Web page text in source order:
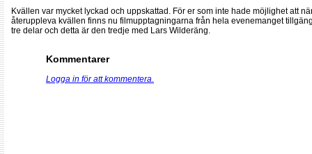
Kvällen var mycket lyckad och uppskattad. För er som inte hade möjlighet att
återuppleva kvällen finns nu filmupptagningarna från hela evenemanget
tre delar och detta är den tredje med Lars Wilderäng.
Kommentarer
Logga in för att kommentera.